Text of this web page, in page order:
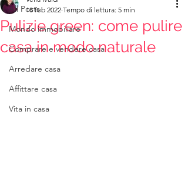
All Posts
Mondo immobiliare
Comprare e vendere casa
Arredare casa
Affittare casa
Vita in casa
Pulizie green: come pulire
casa in modo naturale
18 feb 2022 Tempo di lettura: 5 min